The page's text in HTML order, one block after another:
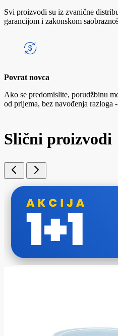
Svi proizvodi su iz zvanične
garancijom i zakonskom
Povrat novca
Ako se predomislite, porudžbinu
od prijema, bez navođenja razloga
Slični proizvodi